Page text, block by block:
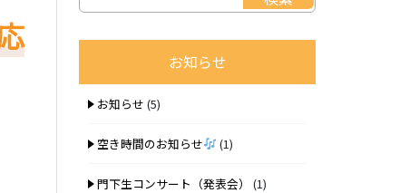
お知らせ
お知らせ (5)
空き時間のお知らせ (1)
門下生コンサート（発表会） (1)